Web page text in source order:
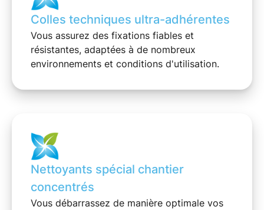
Colles techniques ultra-adhérentes
Vous assurez des fixations fiables et
résistantes, adaptées à de nombreux
environnements et conditions d'utilisation.
Nettoyants spécial chantier
concentrés
Vous débarrassez de manière optimale vos